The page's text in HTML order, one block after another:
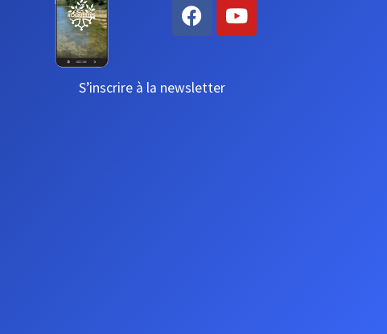
S’inscrire à la newsletter